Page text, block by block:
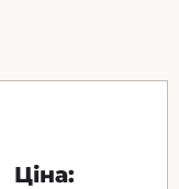
Ціна: